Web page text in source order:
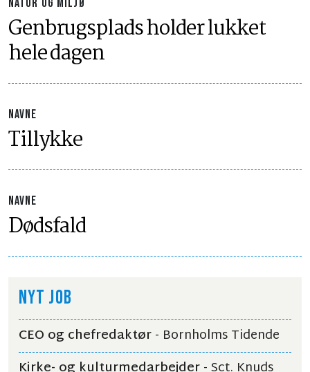
NATUR OG MILJØ
Genbrugsplads holder lukket
hele dagen
NAVNE
Tillykke
NAVNE
Dødsfald
NYT JOB
CEO og chefredaktør- Bornholms Tidende